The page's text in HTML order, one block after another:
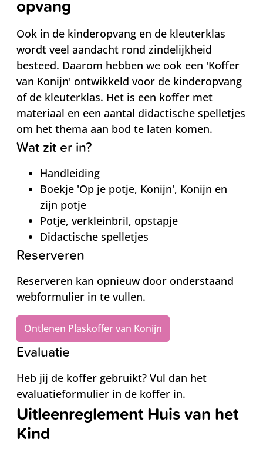
opvang
Ook in de kinderopvang en de kleuterklas
wordt veel aandacht rond zindelijkheid
besteed. Daarom hebben we ook een 'Koffer
van Konijn' ontwikkeld voor de kinderopvang
of de kleuterklas. Het is een koffer met
materiaal en een aantal didactische spelletjes
om het thema aan bod te laten komen.
Wat zit er in?
Handleiding
Boekje 'Op je potje, Konijn', Konijn en
zijn potje
Potje, verkleinbril, opstapje
Didactische spelletjes
Reserveren
Reserveren kan opnieuw door onderstaand
webformulier in te vullen.
Ontlenen Plaskoffer van Konijn
Evaluatie
Heb jij de koffer gebruikt? Vul dan het
evaluatieformulier in de koffer in.
Uitleenreglement Huis van het
Kind